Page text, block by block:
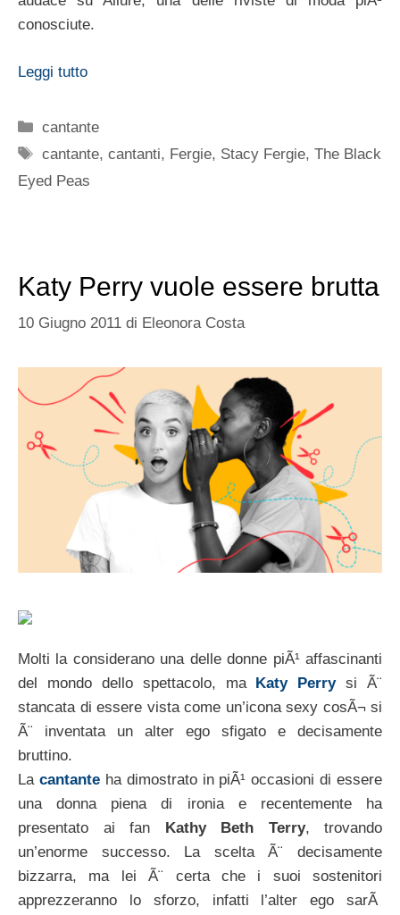
conosciute.
Leggi tutto
Categorie
cantante
Tag
cantante,cantanti, Fergie, Stacy Fergie,The Black
Eyed Peas
Katy Perry vuole essere brutta
10 Giugno 2011 di Eleonora Costa
Molti la considerano una delle donne piÃ¹ affascinanti
del mondo dello spettacolo, ma Katy Perrysi Ã¨
stancata di essere vista come un’icona sexy cosÃ¬ si
Ã¨ inventata un alter ego sfigato e decisamente
bruttino.
La cantanteha dimostrato in piÃ¹ occasioni di essere
una donna piena di ironia e recentemente ha
presentato ai fan Kathy Beth Terry, trovando
un’enorme successo. La scelta Ã¨ decisamente
bizzarra, ma lei Ã¨ certa che i suoi sostenitori
apprezzeranno lo sforzo, infatti l’alter ego sarÃ